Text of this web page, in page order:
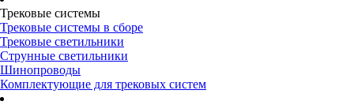
Трековые системы
Трековые системы в сборе
Трековые светильники
Струнные светильники
Шинопроводы
Комплектующие для трековых систем